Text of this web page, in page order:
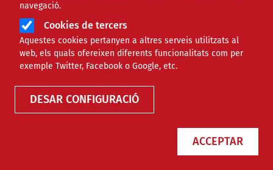
navegació.
Cookies de tercers
Aquestes cookies pertanyen a altres serveis utilitzats al
web, els quals ofereixen diferents funcionalitats com per
exemple Twitter, Facebook o Google, etc.
DESAR CONFIGURACIÓ
ACCEPTAR